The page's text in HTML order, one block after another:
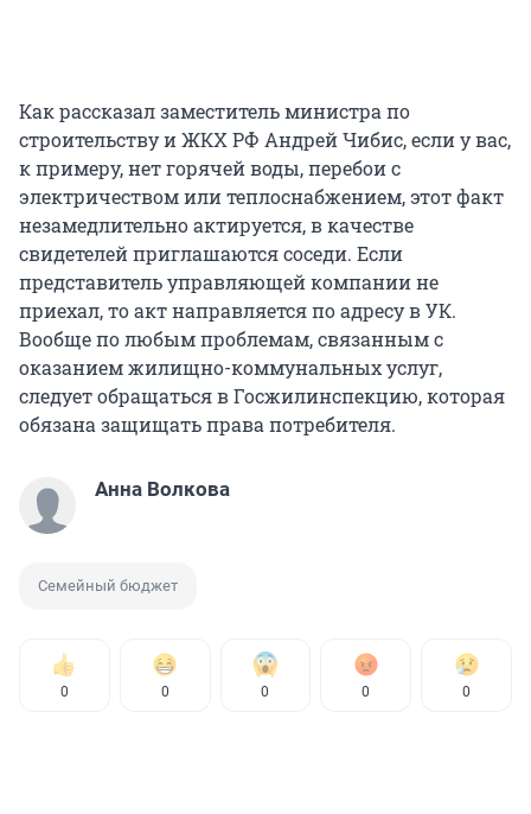
Как рассказал заместитель министра по
строительству и ЖКХ РФ Андрей Чибис, если у вас,
к примеру, нет горячей воды, перебои с
электричеством или теплоснабжением, этот факт
незамедлительно актируется, в качестве
свидетелей приглашаются соседи. Если
представитель управляющей компании не
приехал, то акт направляется по адресу в УК.
Вообще по любым проблемам, связанным с
оказанием жилищно-коммунальных услуг,
следует обращаться в Госжилинспекцию, которая
обязана защищать права потребителя.
Анна Волкова
Семейный бюджет
0 0 0 0 0